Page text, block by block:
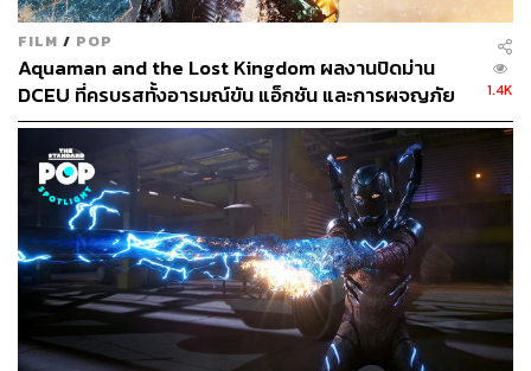
FILM / POP
Aquaman and the Lost Kingdom ผลงานปิดม่าน
DCEU ที่ครบรสทั้งอารมณ์ขัน แอ็กชัน และการผจญภัย
สุดตื่นตา
1.4K